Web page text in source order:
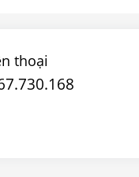
thoại